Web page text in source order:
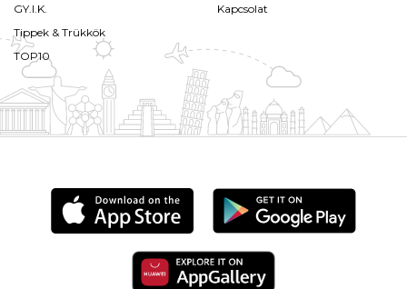
GY.I.K.
Tippek & Trükkök
TOP10
Kapcsolat